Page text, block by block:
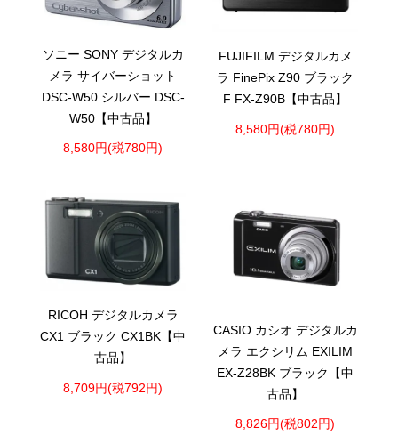
ソニー SONY デジタルカ
メラ サイバーショット
DSC-W50 シルバー DSC-
W50【中古品】
8,580円(税780円)
FUJIFILM デジタルカメ
ラ FinePix Z90 ブラック
F FX-Z90B【中古品】
8,580円(税780円)
RICOH デジタルカメラ
CX1 ブラック CX1BK【中
古品】
8,709円(税792円)
CASIO カシオ デジタルカ
メラ エクシリム EXILIM
EX-Z28BK ブラック【中
古品】
8,826円(税802円)